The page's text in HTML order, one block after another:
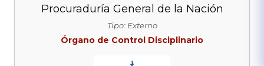
Procuraduría General de la Nación
Tipo: Externo
Órgano de Control Disciplinario